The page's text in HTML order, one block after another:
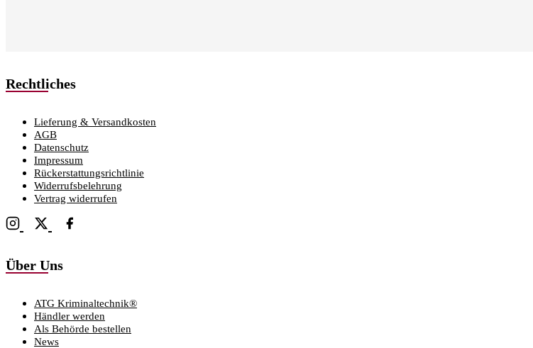
Rechtliches
Lieferung & Versandkosten
AGB
Datenschutz
Impressum
Rückerstattungsrichtlinie
Widerrufsbelehrung
Vertrag widerrufen
Über Uns
ATG Kriminaltechnik®
Händler werden
Als Behörde bestellen
News